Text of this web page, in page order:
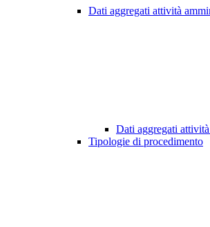
Dati aggregati attività
Dati aggregati
Tipologie di procedimento